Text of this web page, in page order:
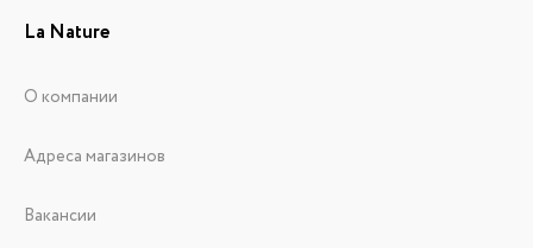
La Nature
О компании
Адреса магазинов
Вакансии